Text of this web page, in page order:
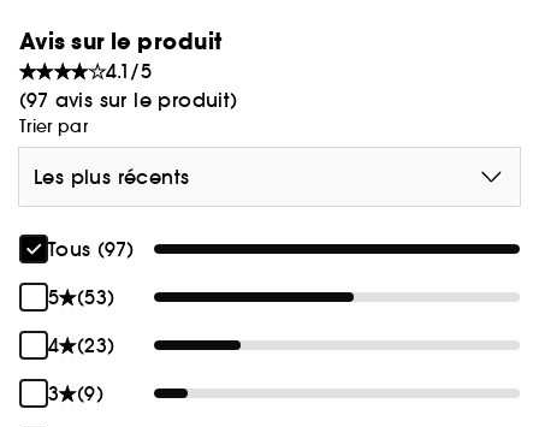
Avis sur le produit
4.1/5
(97 avis sur le produit)
Trier par
Les plus récents
Tous (97)
5
(53)
4
(23)
3
(9)